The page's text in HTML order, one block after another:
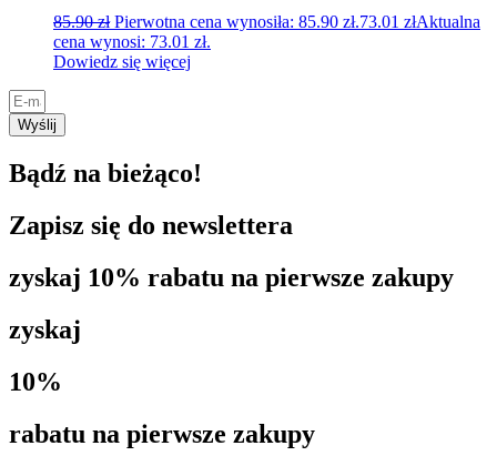
85.90zł Pierwotna cena wynosiła: 85.90 zł.73.01 złAktualna
cena wynosi: 73.01 zł.
Dowiedz się więcej
Wyślij
Bądź na bieżąco!
Zapisz się do newslettera
zyskaj 10% rabatu na pierwsze zakupy
zyskaj
10%
rabatu na pierwsze zakupy